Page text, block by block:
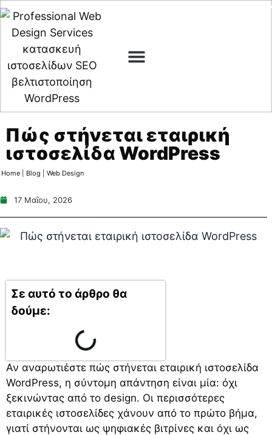
Πώς στήνεται εταιρική
ιστοσελίδα WordPress
Home| Blog Web Design
17 Μαΐου, 2026
Σε αυτό το άρθρο θα
δούμε:
Αν αναρωτιέστε πώς στήνεται εταιρική ιστοσελίδα
WordPress, η σύντομη απάντηση είναι μία: όχι
ξεκινώντας από το design. Οι περισσότερες
εταιρικές ιστοσελίδες χάνουν από το πρώτο βήμα,
γιατί στήνονται ως ψηφιακές βιτρίνες και όχι ως